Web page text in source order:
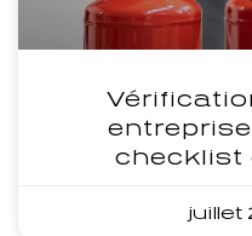
checklist